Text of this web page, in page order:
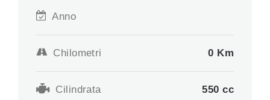
Anno
Chilometri 0 Km
Cilindrata 550 cc